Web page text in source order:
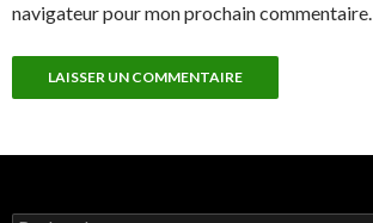
navigateur pour mon prochain commentaire.